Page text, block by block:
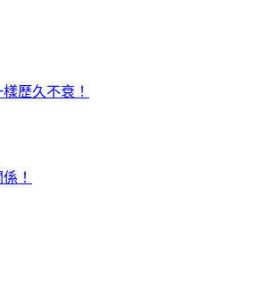
歷久不衰！
！